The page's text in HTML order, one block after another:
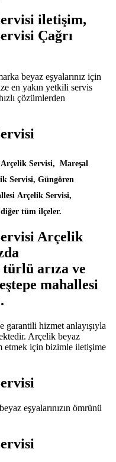
iletişim,
Çağrı
beyaz eşyalarınız için
en yakın yetkili servis
çözümlerden
Servisi, Mareşal
Servisi, Güngören
Arçelik Servisi,
tüm ilçeler.
Arçelik
arıza ve
mahallesi
hizmet anlayışıyla
Arçelik beyaz
etmek için bizimle iletişime
eşyalarınızın ömrünü